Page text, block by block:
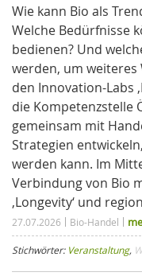
Wie kann Bio als
Welche Bedürfnisse
bedienen? Und
werden, um weiteres
den Innovation-Labs
die Kompetenzstelle
gemeinsam mit
Strategien
werden kann. Im
Verbindung von Bio
‚Longevity‘ und
27.07.2026 Bio-Handel
Stichwörter: Veranstaltung,